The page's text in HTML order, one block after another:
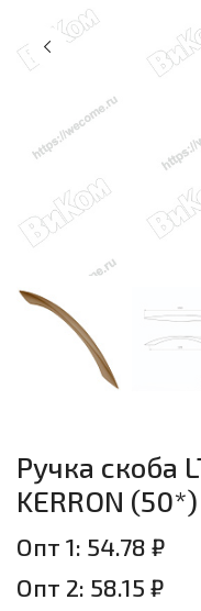
КОНТАКТЫ
Ручка скоба
KERRON (50*)
Опт 1: 54.78 ₽
Опт 2: 58.15 ₽